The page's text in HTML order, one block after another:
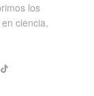
los
ciencia,